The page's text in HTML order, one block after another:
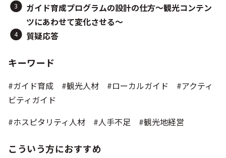
ガイド育成プログラムの設計の仕方～観光コンテン
ツにあわせて変化させる～
質疑応答
キーワード
#ガイド育成 #観光人材 #ローカルガイド #アクティ
ビティガイド
#ホスピタリティ人材 #人手不足 #観光地経営
こういう方におすすめ